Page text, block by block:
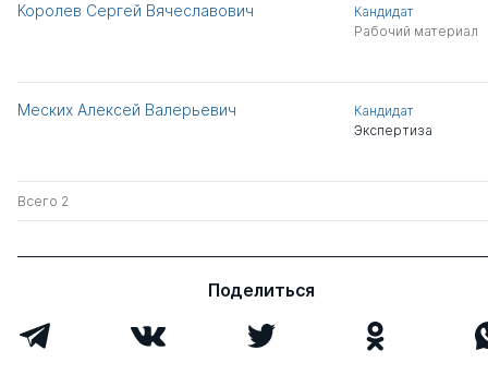
Королев Сергей Вячеславович
Кандидат
Рабочий материал
Меских Алексей Валерьевич
Кандидат
Экспертиза
Всего 2
Поделиться